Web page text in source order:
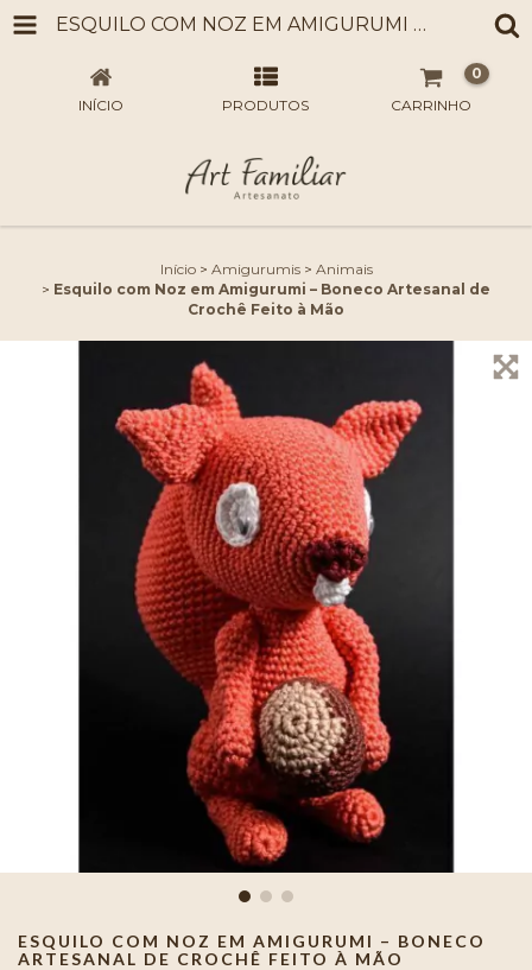
ESQUILO COM NOZ EM AMIGURUMI – BONECO ARTESANAL DE CROCHÊ FEITO À MÃO
INÍCIO PRODUTOS CARRINHO
0
Início > Amigurumis > Animais
> Esquilo com Noz em Amigurumi – Boneco Artesanal de
Crochê Feito à Mão
ESQUILO COM NOZ EM AMIGURUMI – BONECO
ARTESANAL DE CROCHÊ FEITO À MÃO